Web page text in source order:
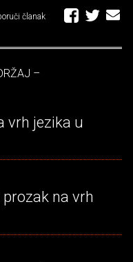
članak
–
vrh jezika u
na vrh